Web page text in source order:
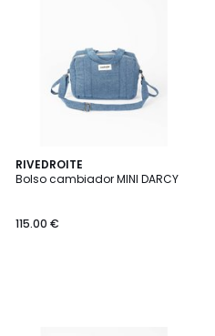
RIVEDROITE
Bolso cambiador MINI DARCY
115.00 €